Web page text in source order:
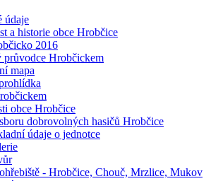
údaje
a historie obce Hrobčice
2016
průvodce Hrobčickem
mapa
obce Hrobčice
dobrovolných hasičů Hrobčice
údaje o jednotce
- Hrobčice, Chouč, Mrzlice, Mukov